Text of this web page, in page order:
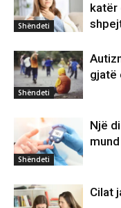
Shëndeti
katër
Shëndeti
gjatë
Shëndeti
Një
Cilat